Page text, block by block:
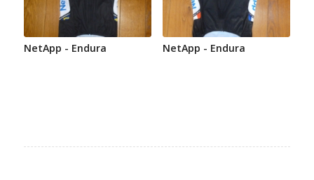
NetApp - Endura NetApp - Endura